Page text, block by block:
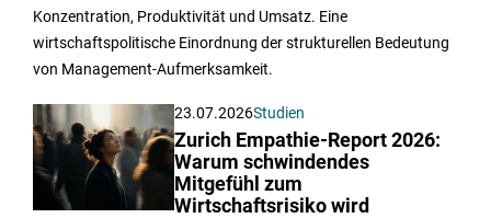
Konzentration, Produktivität und Umsatz. Eine
wirtschaftspolitische Einordnung der strukturellen Bedeutung
von Management-Aufmerksamkeit.
23.07.2026Studien
Zurich Empathie-Report 2026:
Warum schwindendes
Mitgefühl zum
Wirtschaftsrisiko wird